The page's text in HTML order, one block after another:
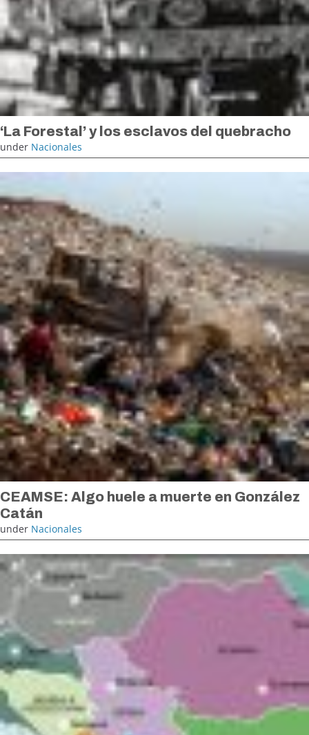
‘La Forestal’ y los esclavos del quebracho
under Nacionales
CEAMSE: Algo huele a muerte en González
Catán
under Nacionales